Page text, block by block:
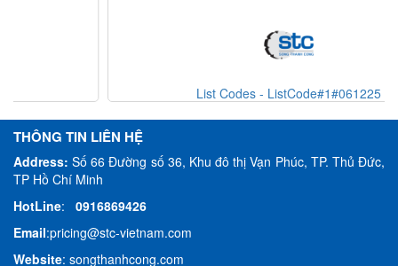
List Codes - ListCode#1#061225
THÔNG TIN LIÊN HỆ
Address:Số 66 Đường số 36, Khu đô thị Vạn Phúc, TP. Thủ Đức,
TP Hồ Chí Minh
HotLine: 0916869426
Email:pricing@stc-vietnam.com
Website: songthanhcong.com